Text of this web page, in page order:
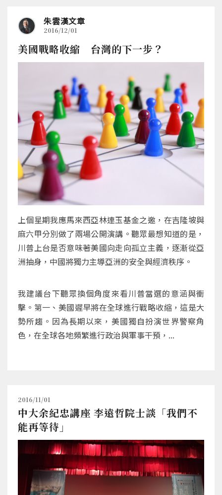
朱雲漢文章
2016/12/01
美國戰略收縮 台灣的下一步？
上個星期我應馬來西亞林連玉基金之邀，在吉隆坡與
麻六甲分別做了兩場公開演講。聽眾最想知道的是，
川普上台是否意味著美國向走向孤立主義，逐漸從亞
洲抽身，中國將獨力主導亞洲的安全與經濟秩序。
我建議台下聽眾換個角度來看川普當選的意涵與衝
擊。第一、美國遲早將在全球進行戰略收縮，這是大
勢所趨。因為長期以來，美國獨自扮演世界警察角
色，在全球各地頻繁進行政治與軍事干預，...
2016/11/01
中大余紀忠講座 李遠哲院士談「我們不
能再等待」